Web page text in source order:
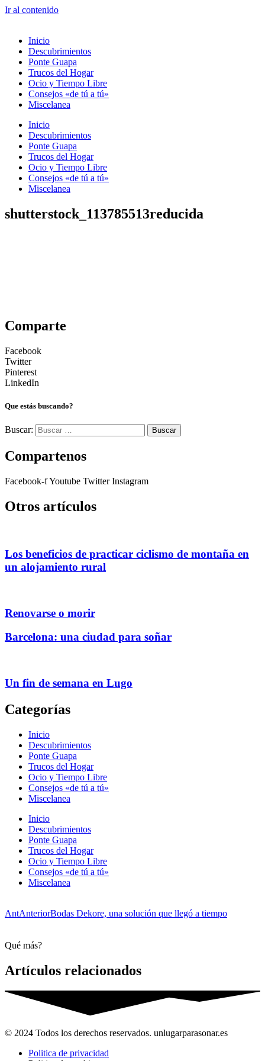
Ir al contenido
Inicio
Descubrimientos
Ponte Guapa
Trucos del Hogar
Ocio y Tiempo Libre
Consejos «de tú a tú»
Miscelanea
Inicio
Descubrimientos
Ponte Guapa
Trucos del Hogar
Ocio y Tiempo Libre
Consejos «de tú a tú»
Miscelanea
shutterstock_113785513reducida
Comparte
Facebook
Twitter
Pinterest
LinkedIn
Que estás buscando?
Buscar:
Compartenos
Facebook-fYoutube Twitter Instagram
Otros artículos
Los beneficios de practicar ciclismo de montaña en
un alojamiento rural
Renovarse o morir
Barcelona: una ciudad para soñar
Un fin de semana en Lugo
Categorías
Inicio
Descubrimientos
Ponte Guapa
Trucos del Hogar
Ocio y Tiempo Libre
Consejos «de tú a tú»
Miscelanea
Inicio
Descubrimientos
Ponte Guapa
Trucos del Hogar
Ocio y Tiempo Libre
Consejos «de tú a tú»
Miscelanea
AntAnteriorBodas Dekore, una solución que llegó a tiempo
Qué más?
Artículos relacionados
© 2024 Todos los derechos reservados. unlugarparasonar.es
Politica de privacidad